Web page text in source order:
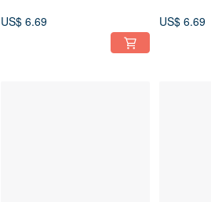
US$ 6.69 US$ 6.69